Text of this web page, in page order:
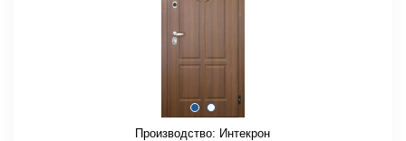
Производство: Интекрон